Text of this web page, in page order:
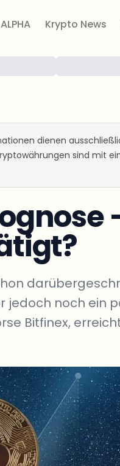
ALPHA Krypto News
dienen
sind mit
jedoch noch ein
Bitfinex,